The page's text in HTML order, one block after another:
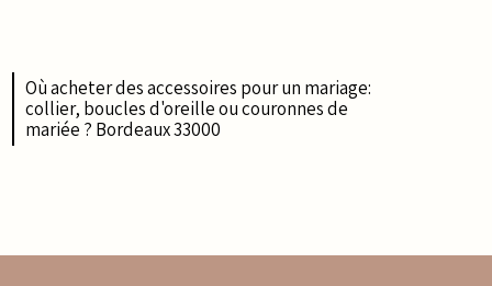
Où acheter des accessoires pour un mariage:
collier, boucles d'oreille ou couronnes de
mariée ? Bordeaux 33000